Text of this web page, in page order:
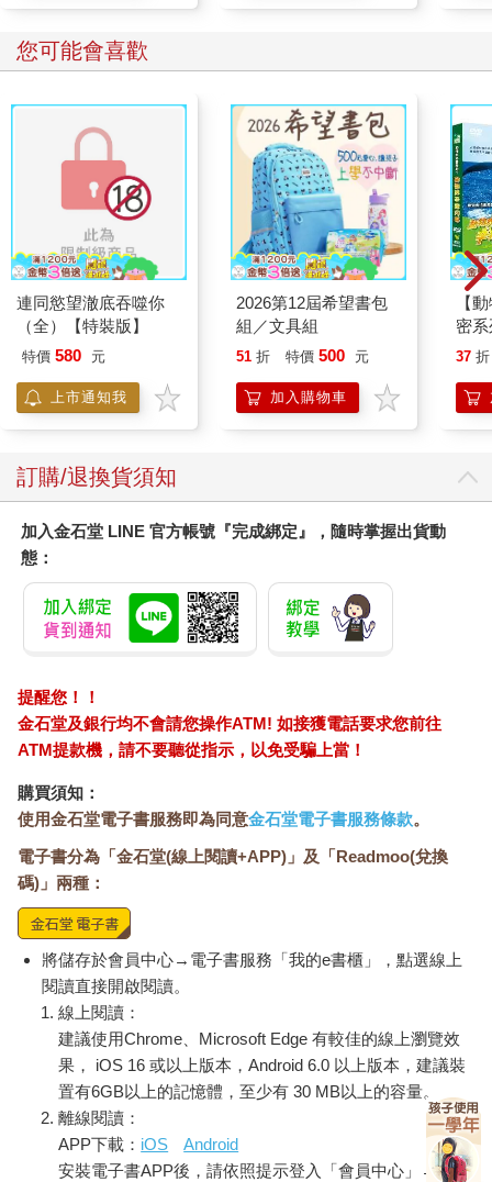
您可能會喜歡
連同慾望澈底吞噬你
（全）【特裝版】
特價 580 元
上市通知我
2026第12屆希望書包
組／文具組
51 折 特價 500 元
加入購物車
【
密
37 折
訂購/退換貨須知
加入金石堂 LINE 官方帳號『完成綁定』，隨時掌握出貨動
態：
提醒您！！
金石堂及銀行均不會請您操作ATM! 如接獲電話要求您前往
ATM提款機，請不要聽從指示，以免受騙上當！
購買須知：
使用金石堂電子書服務即為同意金石堂電子書服務條款。
電子書分為「金石堂(線上閱讀+APP)」及「Readmoo(兌換
碼)」兩種：
將儲存於會員中心→電子書服務「我的e書櫃」，點選線上
閱讀直接開啟閱讀。
線上閱讀：
建議使用Chrome、Microsoft Edge 有較佳的線上瀏覽效
果， iOS 16 或以上版本，Android 6.0 以上版本，建議裝
置有6GB以上的記憶體，至少有 30 MB以上的容量。
離線閱讀：
APP下載： iOS
Android
安裝電子書APP後，請依照提示登入「會員中心」→「我